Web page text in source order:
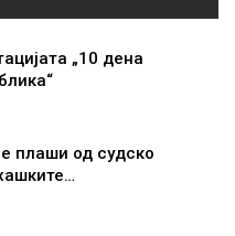
„10 дена
плаши од судско